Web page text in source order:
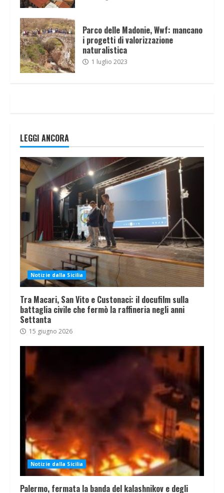
Parco delle Madonie, Wwf: mancano
i progetti di valorizzazione
naturalistica
1 luglio 2023
LEGGI ANCORA
Notizie dalla Sicilia
Tra Macari, San Vito e Custonaci: il docufilm sulla
battaglia civile che fermò la raffineria negli anni
Settanta
15 giugno 2026
Notizie dalla Sicilia
Palermo, fermata la banda del kalashnikov e degli